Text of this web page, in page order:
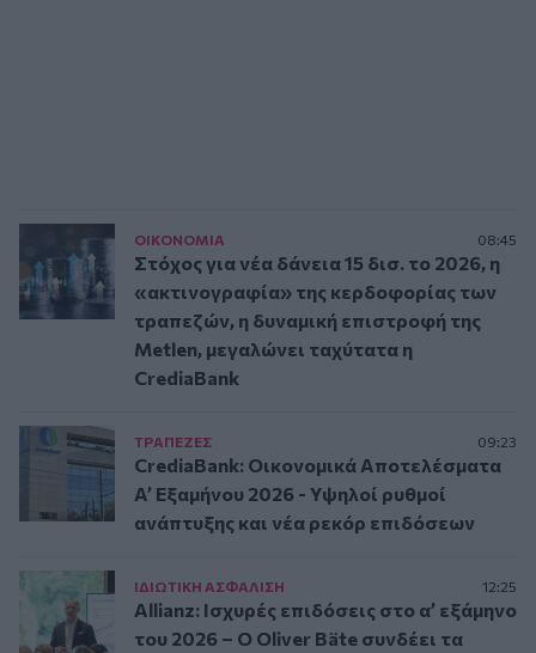
ΟΙΚΟΝΟΜΙΑ 08:45
Στόχος για νέα δάνεια 15 δισ. το 2026, η
«ακτινογραφία» της κερδοφορίας των
τραπεζών, η δυναμική επιστροφή της
Metlen, μεγαλώνει ταχύτατα η
CrediaBank
ΤΡAΠΕΖΕΣ 09:23
CrediaBank: Οικονομικά Αποτελέσματα
A’ Εξαμήνου 2026 - Υψηλοί ρυθμοί
ανάπτυξης και νέα ρεκόρ επιδόσεων
ΙΔΙΩΤΙΚΗ ΑΣΦAΛΙΣΗ 12:25
Allianz: Ισχυρές επιδόσεις στο α’ εξάμηνο
του 2026 – Ο Oliver Bäte συνδέει τα